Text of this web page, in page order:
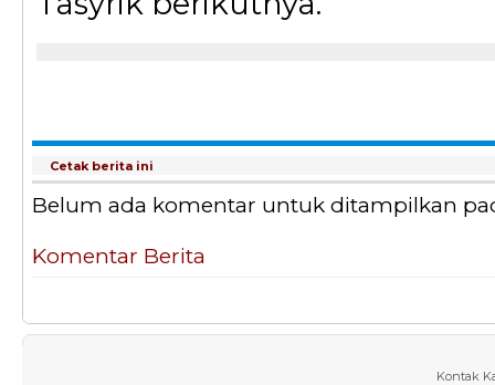
Cetak berita ini
Belum ada komentar untuk ditampilkan
Komentar Berita
Kontak